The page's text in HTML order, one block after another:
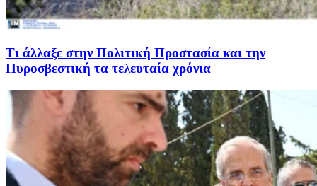
Τι άλλαξε στην Πολιτική Προστασία και την
Πυροσβεστική τα τελευταία χρόνια